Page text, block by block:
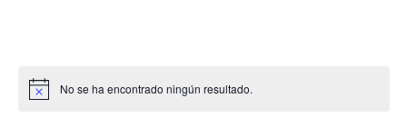
No se ha encontrado ningún resultado.